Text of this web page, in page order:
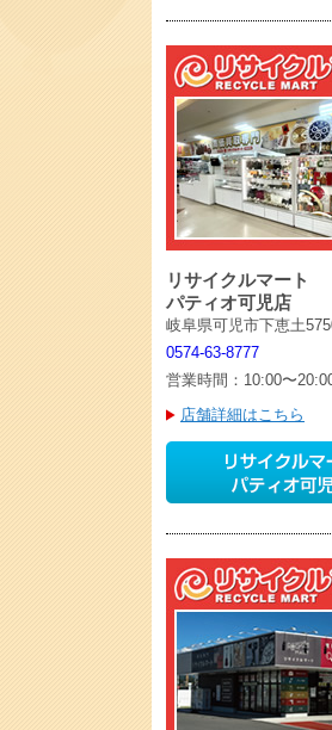
リサイクルマート
パティオ可児店
岐阜県可児市下恵土
0574-63-8777
営業時間：10:00〜
店舗詳細はこちら